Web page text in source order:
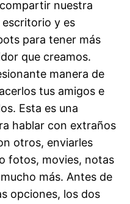
nuestra
y es
para tener más
que creamos.
manera de
tus amigos e
Esta es una
hablar con extraños
otros, enviarles
fotos, movies, notas
más. Antes de
opciones, los dos